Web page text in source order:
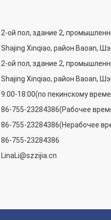
2-ой пол, здание 2,
Shajing Xinqiao, район Baoan,
2-ой пол, здание 2,
Shajing Xinqiao, район Baoan,
9:00-18:00(по пекинскому
86-755-23284386(Рабочее
86-755-23284386(Нерабочее
86-755-23284386
LinaLi@szzijia.cn